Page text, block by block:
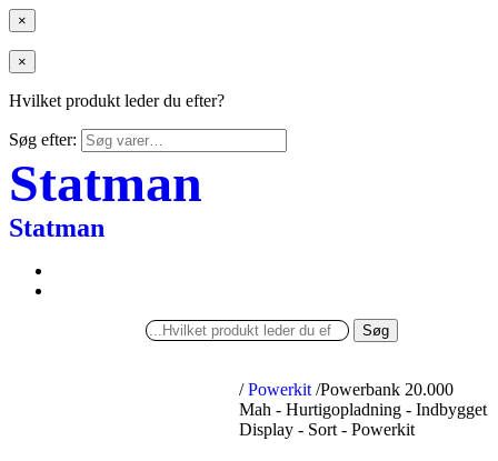
×
×
Hvilket produkt leder du efter?
Søg efter:
Statman
Statman
Søg
/ Powerkit /Powerbank 20.000
Mah - Hurtigopladning - Indbygget
Display - Sort - Powerkit